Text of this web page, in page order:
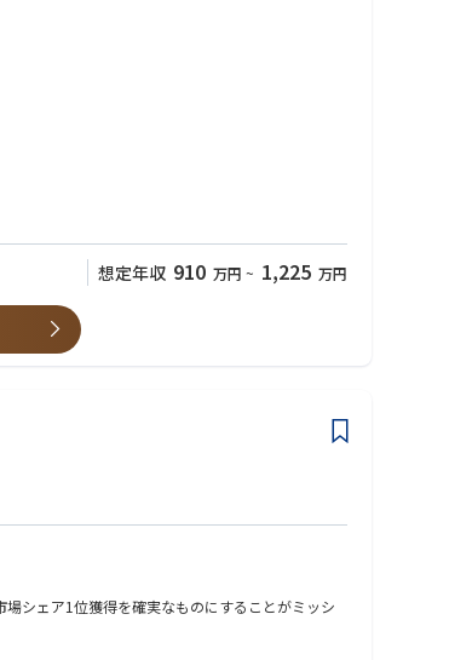
る場面も多くありますが、ご自身の想いを形にで
ックス環境の設計・構築・運用もスコープに含み
想定年収 910 万円 ~ 1,225 万円
シェア1位獲得を確実なものにすることがミッシ